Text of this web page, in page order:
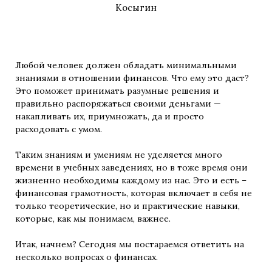
Косыгин
Любой человек должен обладать минимальными
знаниями в отношении финансов. Что ему это даст?
Это поможет принимать разумные решения и
правильно распоряжаться своими деньгами —
накапливать их, приумножать, да и просто
расходовать с умом.
Таким знаниям и умениям не уделяется много
времени в учебных заведениях, но в тоже время они
жизненно необходимы каждому из нас. Это и есть –
финансовая грамотность, которая включает в себя не
только теоретические, но и практические навыки,
которые, как мы понимаем, важнее.
Итак, начнем? Сегодня мы постараемся ответить на
несколько вопросах о финансах.